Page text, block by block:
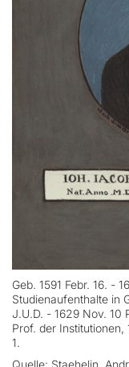
Geb. 1591 Febr. 16. -
Studienaufenthalte in
J.U.D. - 1629 Nov. 10
Prof. der Institutionen,
1.
Quelle: Staehelin,